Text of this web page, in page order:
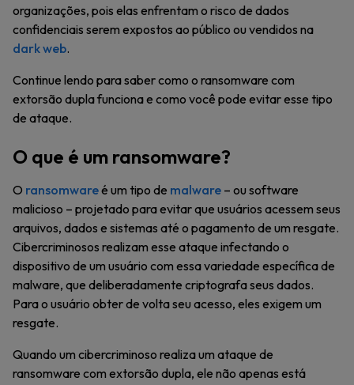
organizações, pois elas enfrentam o risco de dados
confidenciais serem expostos ao público ou vendidos na
dark web.
Continue lendo para saber como o ransomware com
extorsão dupla funciona e como você pode evitar esse tipo
de ataque.
O que é um ransomware?
O ransomwareé um tipo de malware – ou software
malicioso – projetado para evitar que usuários acessem seus
arquivos, dados e sistemas até o pagamento de um resgate.
Cibercriminosos realizam esse ataque infectando o
dispositivo de um usuário com essa variedade específica de
malware, que deliberadamente criptografa seus dados.
Para o usuário obter de volta seu acesso, eles exigem um
resgate.
Quando um cibercriminoso realiza um ataque de
ransomware com extorsão dupla, ele não apenas está